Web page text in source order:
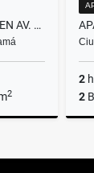
ALQUILER DE APARTAMENTO EN AV. BALBOA - PH ELEMENT
2
2
2